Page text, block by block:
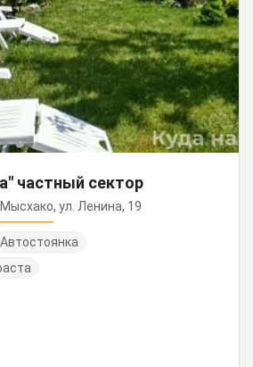
частный сектор
ул. Ленина, 19
Автостоянка